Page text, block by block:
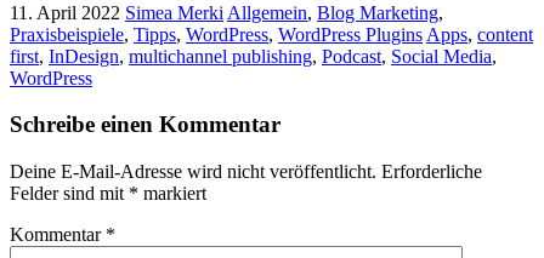
11. April 2022 Simea Merki Allgemein, Blog Marketing,
Praxisbeispiele, Tipps, WordPress, WordPress Plugins Apps, content
first, InDesign, multichannel publishing, Podcast, Social Media,
WordPress
Schreibe einen Kommentar
Deine E-Mail-Adresse wird nicht veröffentlicht. Erforderliche
Felder sind mit * markiert
Kommentar *